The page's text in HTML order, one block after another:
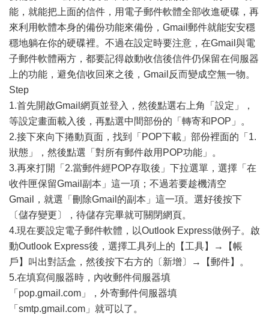
能，就能把上面的信件，用電子郵件軟體全部收進硬碟，再
來利用軟體本身的備份功能來備份，Gmail郵件就能安安穩
穩地躺在你的硬碟裡。不過在設定時要注意，在Gmail與電
子郵件軟體兩方，都要記得啟動收信後信件仍保留在伺服器
上的功能，避免信收回來之後，Gmail反而變成空無一物。
Step
1.首先開啟Gmail網頁並登入，然後點選右上角「設定」，
等設定畫面載入後，再點選中間部份的「轉寄和POP」。
2.接下來向下捲動頁面，找到「POP下載」部份裡面的「1.
狀態」，然後點選「對所有郵件啟用POP功能」。
3.再來打開「2.當郵件經POP存取後」下拉選單，選擇「在
收件匣保留Gmail副本」這一項；不過若要趁機清空
Gmail，就選「刪除Gmail的副本」這一項。選好後按下
〔儲存變更〕，待儲存完畢就可關閉網頁。
4.現在要設定電子郵件軟體，以Outlook Express做例子。啟
動Outlook Express後，選擇工具列上的【工具】→【帳
戶】叫出對話盒，然後按下右方的〔新增〕→【郵件】。
5.在填寫伺服器時，內收郵件伺服器填
「pop.gmail.com」，外寄郵件伺服器填
「smtp.gmail.com」就可以了。